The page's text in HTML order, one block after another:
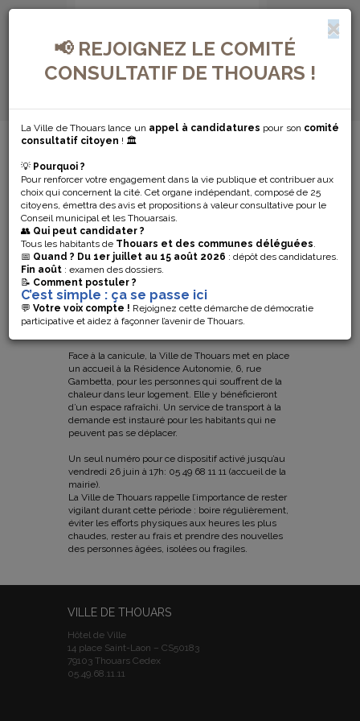
📢 REJOIGNEZ LE COMITÉ
CONSULTATIF DE THOUARS !
La Ville de Thouars lance un appel à candidatures pour son comité
consultatif citoyen ! 🏛️
💡 Pourquoi ?
Pour renforcer votre engagement dans la vie publique et contribuer aux
choix qui concernent la cité. Cet organe indépendant, composé de 25
citoyens, émettra des avis et propositions à valeur consultative pour le
Conseil municipal et les Thouarsais.
👥 Qui peut candidater ?
Tous les habitants de Thouars et des communes déléguées.
📅 Quand ? Du 1er juillet au 15 août 2026 : dépôt des candidatures.
Fin août : examen des dossiers.
📝 Comment postuler ?
C’est simple : ça se passe ici
💬 Votre voix compte ! Rejoignez cette démarche de démocratie
participative et aidez à façonner l’avenir de Thouars.
MENU DE NAVIGATION...
CANICULE : UN
ACCUEIL
OUVERT À LA
RÉSIDENCE
GAMBETTA 💧
Face à la canicule, la Ville de Thouars met en place
un accueil à la Résidence Autonomie, 6, rue
Gambetta, pour les personnes qui souffrent de la
chaleur dans leur logement. Elle y bénéficieront
d’un espace rafraîchi. Un service de transport à la
demande est instauré pour les habitants qui ne
peuvent pas se déplacer.
Un seul numéro pour ce dispositif activé jusqu’au
vendredi 26 juin à 17h: 05 49 68 11 11 (accueil de la
mairie).
La Ville de Thouars rappelle l’importance de rester
vigilant durant cette période : boire régulièrement,
éviter les efforts physiques aux heures les plus
chaudes, rester au frais et prendre des nouvelles
des personnes âgées, isolées ou fragiles.
VILLE DE THOUARS
Hôtel de Ville
14 place Saint-Laon – CS50183
79103 Thouars Cedex
05.49.68.11.11